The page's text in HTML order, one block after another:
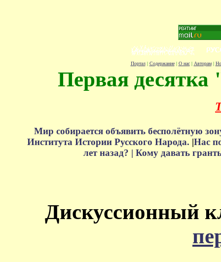
Портал| Содержание| О нас| Авторам|
Первая десятка
Мир собирается объявить бесполётную
Института Истории Русского Народа. |Нас
лет назад? | Кому давать
Дискуссионный